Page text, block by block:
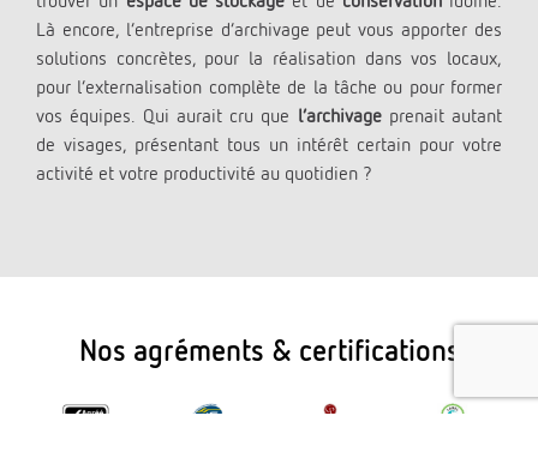
Là encore, l’entreprise d’archivage peut vous apporter des
solutions concrètes, pour la réalisation dans vos locaux,
pour l’externalisation complète de la tâche ou pour former
vos équipes. Qui aurait cru que l’archivageprenait autant
de visages, présentant tous un intérêt certain pour votre
activité et votre productivité au quotidien ?
Nos agréments & certifications